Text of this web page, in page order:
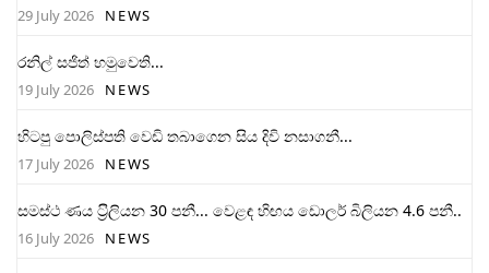
29 July 2026 NEWS
රනිල් සජිත් හමුවෙති...
19 July 2026 NEWS
හිටපු පොලිස්පති වෙඩි තබාගෙන සිය දිවි නසාගනී...
17 July 2026 NEWS
සමස්ථ ණය ට‍්‍රිලියන 30 පනී... වෙළඳ හිඟය ඩොලර් බිලියන 4.6 පනී..
16 July 2026 NEWS